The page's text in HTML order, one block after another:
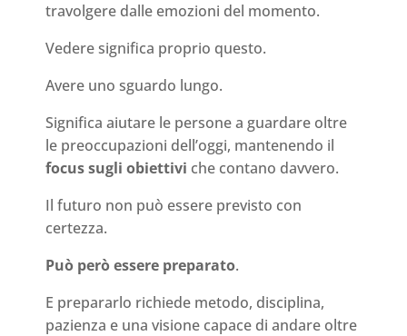
travolgere dalle emozioni del momento.
Vedere significa proprio questo.
Avere uno sguardo lungo.
Significa aiutare le persone a guardare oltre
le preoccupazioni dell’oggi, mantenendo il
focus sugli obiettivi che contano davvero.
Il futuro non può essere previsto con
certezza.
Può però essere preparato.
E prepararlo richiede metodo, disciplina,
pazienza e una visione capace di andare oltre